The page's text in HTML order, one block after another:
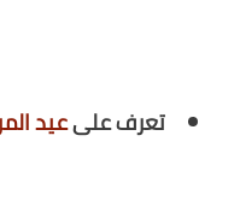
تعرف علىعيد